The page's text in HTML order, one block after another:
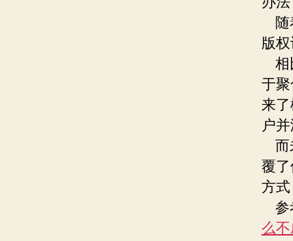
随
版
相
于
来
户
而
覆
方
参
么